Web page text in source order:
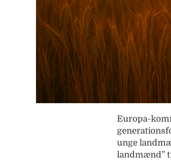
Europa-
unge
landmænd”